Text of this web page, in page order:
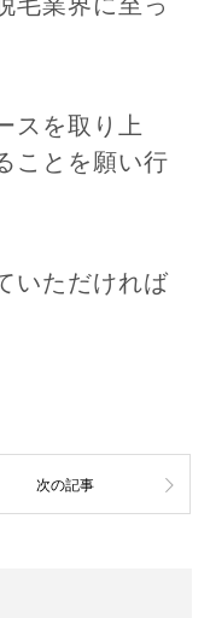
スを取り上
ことを願い行
いただければ
次の記事